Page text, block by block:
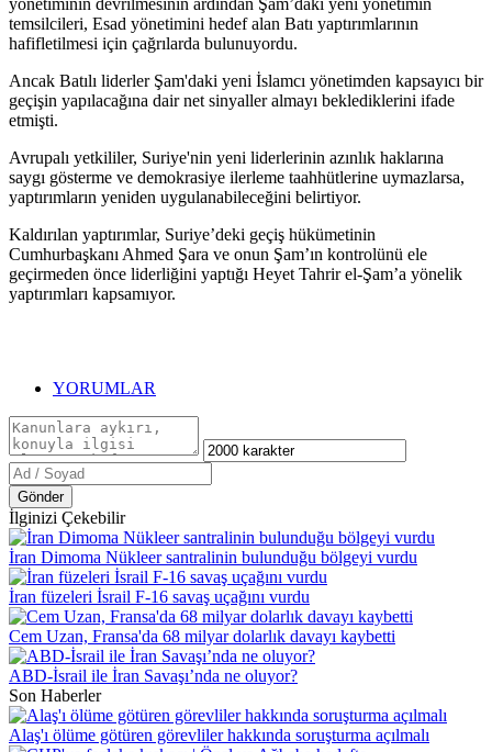
yönetiminin devrilmesinin ardından Şam’daki yeni yönetimin
temsilcileri, Esad yönetimini hedef alan Batı yaptırımlarının
hafifletilmesi için çağrılarda bulunuyordu.
Ancak Batılı liderler Şam'daki yeni İslamcı yönetimden kapsayıcı bir
geçişin yapılacağına dair net sinyaller almayı beklediklerini ifade
etmişti.
Avrupalı yetkililer, Suriye'nin yeni liderlerinin azınlık haklarına
saygı gösterme ve demokrasiye ilerleme taahhütlerine uymazlarsa,
yaptırımların yeniden uygulanabileceğini belirtiyor.
Kaldırılan yaptırımlar, Suriye’deki geçiş hükümetinin
Cumhurbaşkanı Ahmed Şara ve onun Şam’ın kontrolünü ele
geçirmeden önce liderliğini yaptığı Heyet Tahrir el-Şam’a yönelik
yaptırımları kapsamıyor.
YORUMLAR
Gönder
İlginizi Çekebilir
İran Dimoma Nükleer santralinin bulunduğu bölgeyi vurdu
İran füzeleri İsrail F-16 savaş uçağını vurdu
Cem Uzan, Fransa'da 68 milyar dolarlık davayı kaybetti
ABD-İsrail ile İran Savaşı’nda ne oluyor?
Son Haberler
Alaş'ı ölüme götüren görevliler hakkında soruşturma açılmalı